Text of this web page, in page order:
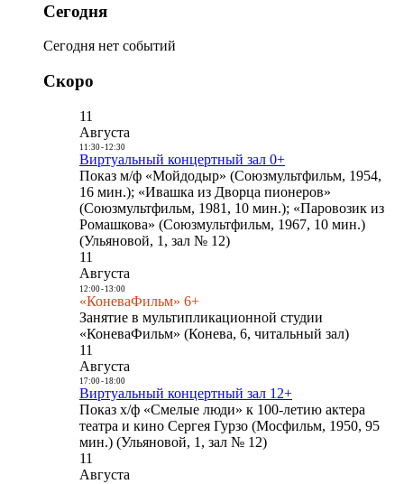
Сегодня
Сегодня нет событий
Скоро
11
Августа
11:30- 12:30
Виртуальный концертный зал 0+
Показ м/ф «Мойдодыр» (Союзмультфильм, 1954,
16 мин.); «Ивашка из Дворца пионеров»
(Союзмультфильм, 1981, 10 мин.); «Паровозик из
Ромашкова» (Союзмультфильм, 1967, 10 мин.)
(Ульяновой, 1, зал № 12)
11
Августа
12:00- 13:00
«КоневаФильм» 6+
Занятие в мультипликационной студии
«КоневаФильм» (Конева, 6, читальный зал)
11
Августа
17:00- 18:00
Виртуальный концертный зал 12+
Показ х/ф «Смелые люди» к 100-летию актера
театра и кино Сергея Гурзо (Мосфильм, 1950, 95
мин.) (Ульяновой, 1, зал № 12)
11
Августа